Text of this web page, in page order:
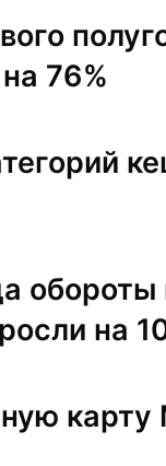
76%
обороты
на